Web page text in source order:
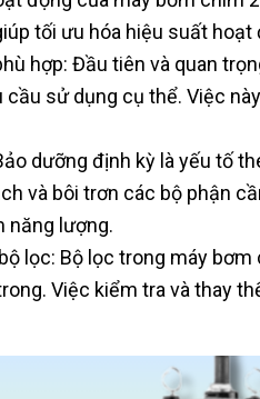
tối ưu hóa hiệu suất
hợp: Đầu tiên và quan
cầu sử dụng cụ thể. Việc
dưỡng định kỳ là yếu tố
và bôi trơn các bộ phận
năng lượng.
lọc: Bộ lọc trong máy
Việc kiểm tra và thay